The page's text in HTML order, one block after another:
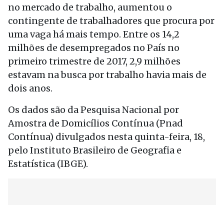
no mercado de trabalho, aumentou o
contingente de trabalhadores que procura por
uma vaga há mais tempo. Entre os 14,2
milhões de desempregados no País no
primeiro trimestre de 2017, 2,9 milhões
estavam na busca por trabalho havia mais de
dois anos.
Os dados são da Pesquisa Nacional por
Amostra de Domicílios Contínua (Pnad
Contínua) divulgados nesta quinta-feira, 18,
pelo Instituto Brasileiro de Geografia e
Estatística (IBGE).